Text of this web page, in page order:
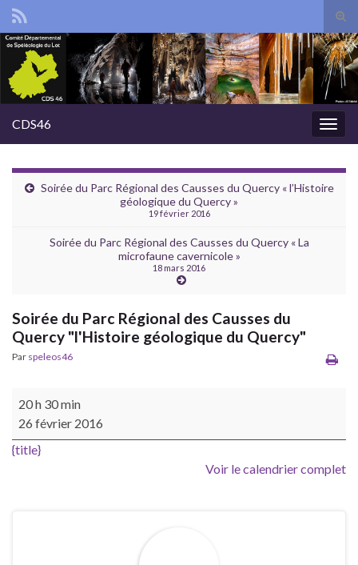
Search for:
CDS46
Soirée du Parc Régional des Causses du Quercy « l’Histoire
géologique du Quercy »
19 février 2016
Soirée du Parc Régional des Causses du Quercy « La
microfaune cavernicole »
18 mars 2016
Soirée du Parc Régional des Causses du
Quercy "l'Histoire géologique du Quercy"
Par speleos46
Soirée du Parc Régional des Causses du Quercy "l'Histoire
20 h 30 min
26 février 2016
{title}
Voir le calendrier complet